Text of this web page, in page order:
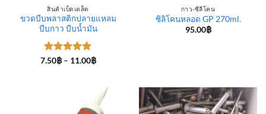
สินค้าเบ็ดเตล็ด
ขวดบีบพลาสติกปลายแหลม
บีบกาว บีบน้ำมัน
ให้คะแนน
7.50฿ – 11.00฿Price
11.00฿
กาว-ซีลีโคน
ซิลิโคนหลอด GP 270ml.
95.00฿